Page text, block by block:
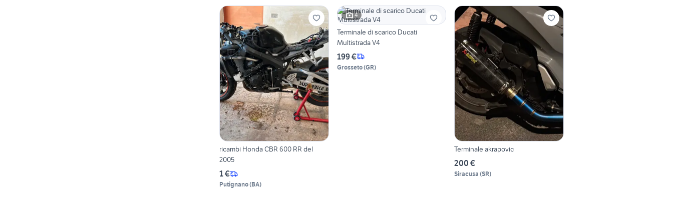
ricambi Honda CBR 600 RR del
2005
1 €
Putignano(BA)
4
Terminale di scarico Ducati
Multistrada V4
199 €
Grosseto(GR)
Terminale akrapovic
200 €
Siracusa (SR)